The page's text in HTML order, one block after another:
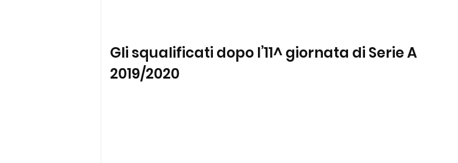
Gli squalificati dopo l’11^ giornata di Serie A
2019/2020